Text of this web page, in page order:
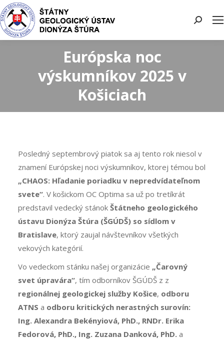
Search:
Európska noc
výskumníkov 2025 v
Košiciach
Posledný septembrový piatok sa aj tento rok niesol v
znamení Európskej noci výskumníkov, ktorej témou bol
„CHAOS: Hľadanie poriadku v nepredvídateľnom
svete“. V košickom OC Optima sa už po tretíkrát
predstavil vedecký stánok Štátneho geologického
ústavu Dionýza Štúra (ŠGÚDŠ) so sídlom v
Bratislave, ktorý zaujal návštevníkov všetkých
vekových kategórií.
Vo vedeckom stánku našej organizácie „Čarovný
svet úpravára“, tím odborníkov ŠGÚDŠ z z
regionálnej geologickej služby Košice, odboru
ATNS a odboru kritických nerastných surovín:
Ing. Alexandra Bekényiová, PhD., RNDr. Erika
Fedorová, PhD., Ing. Zuzana Danková, PhD.a